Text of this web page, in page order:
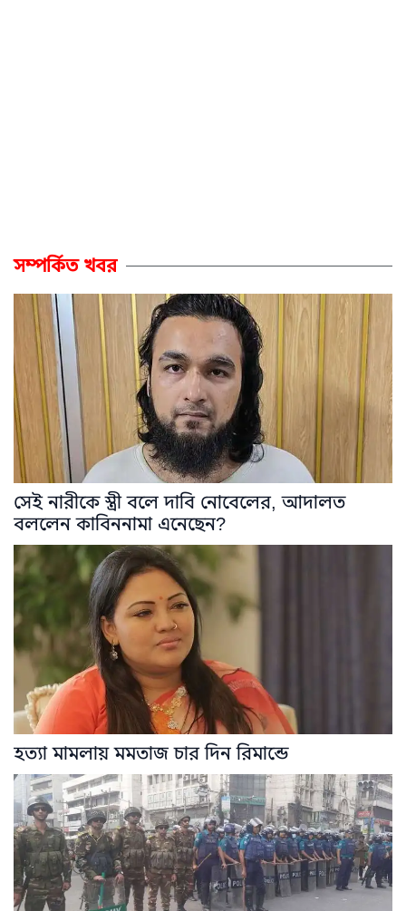
সম্পর্কিত খবর
সেই নারীকে স্ত্রী বলে দাবি নোবেলের, আদালত
বললেন কাবিননামা এনেছেন?
হত্যা মামলায় মমতাজ চার দিন রিমান্ডে